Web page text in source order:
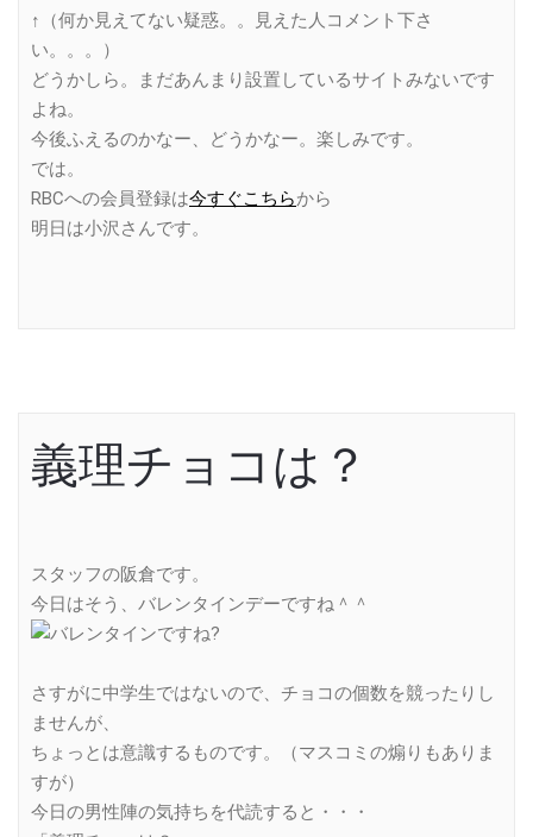
↑（何か見えてない疑惑。。見えた人コメント下さ
い。。。）
どうかしら。まだあんまり設置しているサイトみないです
よね。
今後ふえるのかなー、どうかなー。楽しみです。
では。
RBCへの会員登録は今すぐこちらから
明日は小沢さんです。
義理チョコは？
スタッフの阪倉です。
今日はそう、バレンタインデーですね＾＾
さすがに中学生ではないので、チョコの個数を競ったりし
ませんが、
ちょっとは意識するものです。（マスコミの煽りもありま
すが）
今日の男性陣の気持ちを代読すると・・・